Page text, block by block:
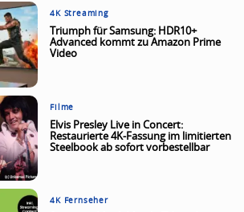
4K Streaming
Triumph für Samsung: HDR10+
Advanced kommt zu Amazon Prime
Video
Filme
Elvis Presley Live in Concert:
Restaurierte 4K-Fassung im limitierten
Steelbook ab sofort vorbestellbar
4K Fernseher